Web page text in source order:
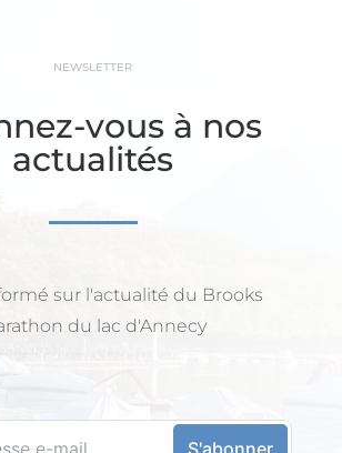
NEWSLETTER
vous à nos
actualités
sur l'actualité du Brooks
du lac d'Annecy